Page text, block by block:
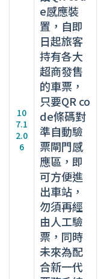
10
7.1
2.0
6
e感應裝
置，自即
日起旅客
持有各大
超商發售
的車票，
只要QR co
de條碼對
準自動驗
票閘門感
應區，即
可方便進
出車站，
勿須再經
由人工驗
票，同時
未來為配
合新一代